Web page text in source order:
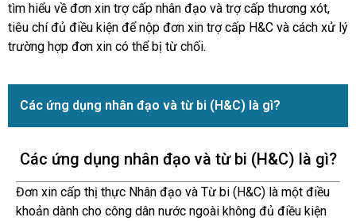
tìm hiểu về đơn xin trợ cấp nhân đạo và trợ cấp thương xót,
tiêu chí đủ điều kiện để nộp đơn xin trợ cấp H&C và cách xử lý
trường hợp đơn xin có thể bị từ chối.
Các ứng dụng nhân đạo và từ bi (H&C) là gì?
Các ứng dụng nhân đạo và từ bi (H&C) là gì?
Đơn xin cấp thị thực Nhân đạo và Từ bi (H&C) là một điều
khoản dành cho công dân nước ngoài không đủ điều kiện